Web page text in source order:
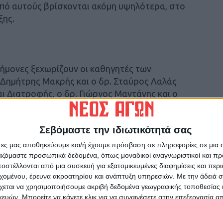
Σεβόμαστε την ιδιωτικότητά σας
μας αποθηκεύουμε και/ή έχουμε πρόσβαση σε πληροφορίες σε
προσωπικά δεδομένα, όπως μοναδικοί αναγνωριστικοί και
από μια συσκευή για εξατομικευμένες διαφημίσεις και
έρευνα ακροατηρίου και ανάπτυξη υπηρεσιών. Με την άδειά
να χρησιμοποιήσουμε ακριβή δεδομένα γεωγραφικής τοποθεσίας
Μπορείτε να κάνετε κλικ για να συναινέσετε στην επεξεργασία
αυτούς βρίσκονται ακόμη υψηλότερα, στο
ξεχωρίζουν οι καθηγητές των
Μακρής και ο δρ. Σταύρος Λαλάς
Διατροφής, ο δρ. Γιώργος Μαντάνης και ο
Επιστημών Ξύλου και Σχεδιασμού,
δρ. Μανώλης Σαριδομιχελάκης από το Τμήμα
του Πανεπιστημίου Θεσσαλίας και τη
παρουσίας της ελληνικής ακαδημαϊκής
της ημεδαπής βρίσκονται σε αυτή την
χρηματοδοτήσεις που διατίθενται για την